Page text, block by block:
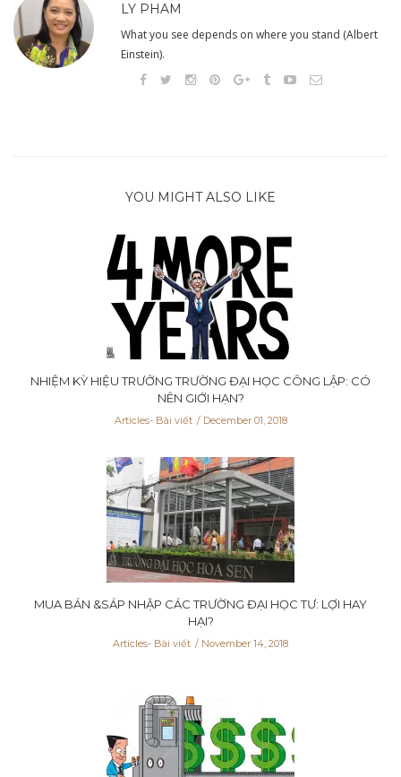
LY PHAM
What you see depends on where you stand (Albert
Einstein).
YOU MIGHT ALSO LIKE
NHIỆM KỲ HIỆU TRƯỞNG TRƯỜNG ĐẠI HỌC CÔNG LẬP: CÓ
NÊN GIỚI HẠN?
Articles- Bài viết December 01, 2018
MUA BÁN &SÁP NHẬP CÁC TRƯỜNG ĐẠI HỌC TƯ: LỢI HAY
HẠI?
Articles- Bài viết November 14, 2018